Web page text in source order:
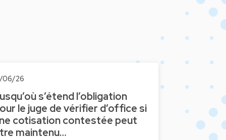
06/26
s’étend l’obligation
le juge de vérifier d’office si
cotisation contestée peut
maintenu…